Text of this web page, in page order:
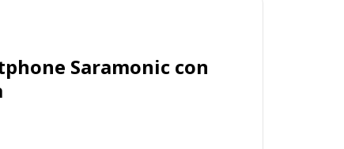
Saramonic con